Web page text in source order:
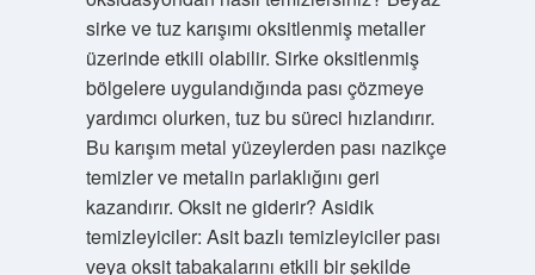
sirke ve tuz karışımı oksitlenmiş metaller
üzerinde etkili olabilir. Sirke oksitlenmiş
bölgelere uygulandığında pası çözmeye
yardımcı olurken, tuz bu süreci hızlandırır.
Bu karışım metal yüzeylerden pası nazikçe
temizler ve metalin parlaklığını geri
kazandırır. Oksit ne giderir? Asidik
temizleyiciler: Asit bazlı temizleyiciler pası
veya oksit tabakalarını etkili bir şekilde